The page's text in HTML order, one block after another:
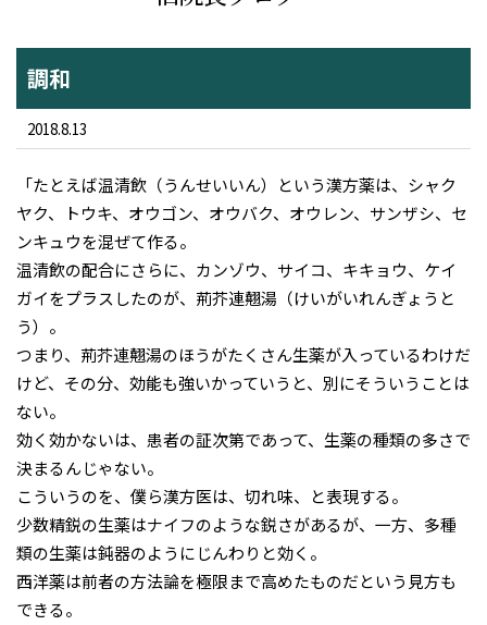
調和
2018.8.13
「たとえば温清飲（うんせいいん）という漢方薬は、シャク
ヤク、トウキ、オウゴン、オウバク、オウレン、サンザシ、セ
ンキュウを混ぜて作る。
温清飲の配合にさらに、カンゾウ、サイコ、キキョウ、ケイ
ガイをプラスしたのが、荊芥連翹湯（けいがいれんぎょうと
う）。
つまり、荊芥連翹湯のほうがたくさん生薬が入っているわけだ
けど、その分、効能も強いかっていうと、別にそういうことは
ない。
効く効かないは、患者の証次第であって、生薬の種類の多さで
決まるんじゃない。
こういうのを、僕ら漢方医は、切れ味、と表現する。
少数精鋭の生薬はナイフのような鋭さがあるが、一方、多種
類の生薬は鈍器のようにじんわりと効く。
西洋薬は前者の方法論を極限まで高めたものだという見方も
できる。